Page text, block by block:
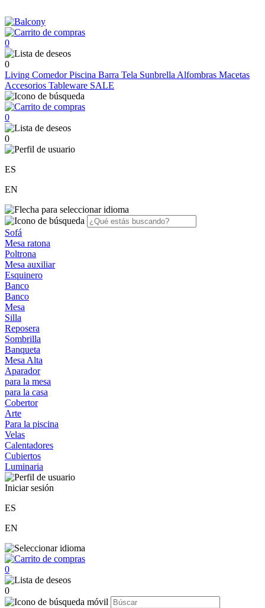
0
0
Living ComedorPiscina Barra Tela Sunbrella Alfombras Macetas
Accesorios Tableware SALE
0
0
ES
EN
Sofá
Mesa ratona
Poltrona
Mesa auxiliar
Esquinero
Banco
Banco
Mesa
Silla
Reposera
Sombrilla
Banqueta
Mesa Alta
Aparador
para la mesa
para la casa
Cobertor
Arte
Para la piscina
Velas
Calentadores
Cubiertos
Luminaria
Iniciar sesión
ES
EN
0
0